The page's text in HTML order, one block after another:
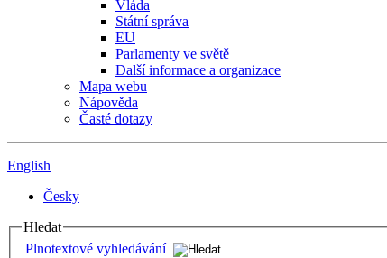
Vláda
Státní správa
EU
Parlamenty ve světě
Další informace a organizace
Mapa webu
Nápověda
Časté dotazy
English
Česky
Hledat
Plnotextové vyhledávání